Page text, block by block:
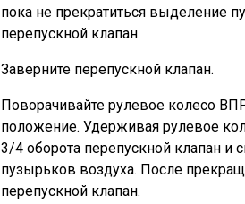
пока не прекратиться выделение
перепускной клапан.
Заверните перепускной клапан.
Поворачивайте рулевое колесо
положение. Удерживая рулевое
3/4 оборота перепускной клапан и
пузырьков воздуха. После
перепускной клапан.